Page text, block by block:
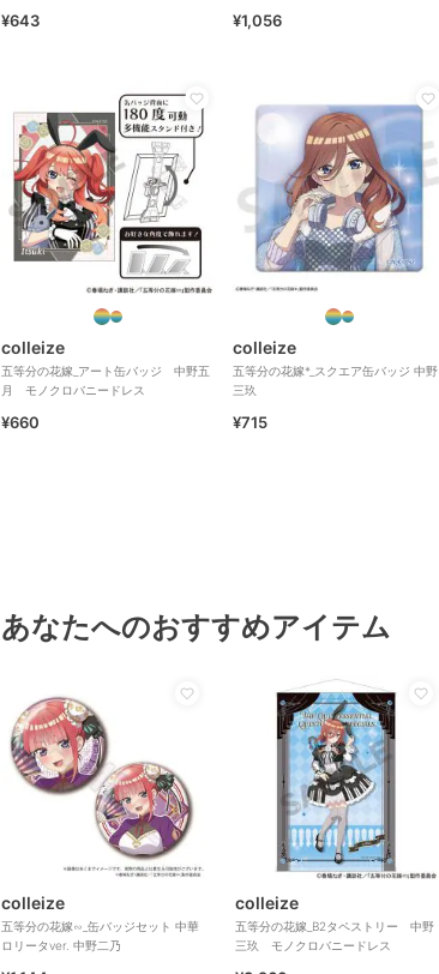
¥643 ¥1,056
colleize
五等分の花嫁_アート缶バッジ 中野五
月 モノクロバニードレス
¥660
colleize
五等分の花嫁*_スクエア缶バッジ 中野
三玖
¥715
あなたへのおすすめアイテム
colleize
五等分の花嫁∽_缶バッジセット 中華
ロリータver. 中野二乃
colleize
五等分の花嫁_B2タペストリー 中野
三玖 モノクロバニードレス